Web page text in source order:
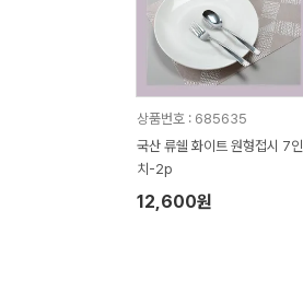
상품번호 : 685635
국산 류쉘 화이트 원형접시 7인
치-2p
12,600원